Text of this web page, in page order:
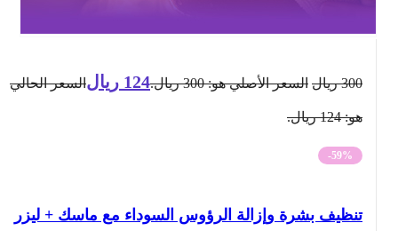
ريال السعر الأصلي هو: 300 ريال. 124 ريال السعر الحالي
-59%
تنظيف بشرة وإزالة الرؤوس السوداء مع ماسك + ليزر